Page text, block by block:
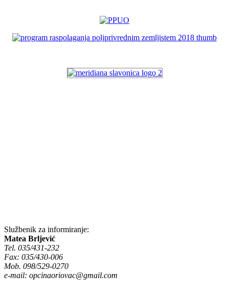
Službenik za informiranje:
Matea Brljević
Tel. 035/431-232
Fax: 035/430-006
Mob. 098/529-0270
e-mail: opcinaoriovac@gmail.com